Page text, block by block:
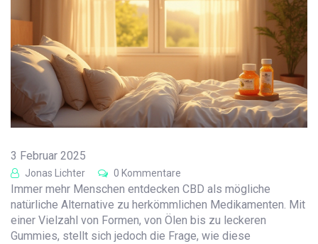
3 Februar 2025
Jonas Lichter 0 Kommentare
Immer mehr Menschen entdecken CBD als mögliche
natürliche Alternative zu herkömmlichen Medikamenten. Mit
einer Vielzahl von Formen, von Ölen bis zu leckeren
Gummies, stellt sich jedoch die Frage, wie diese